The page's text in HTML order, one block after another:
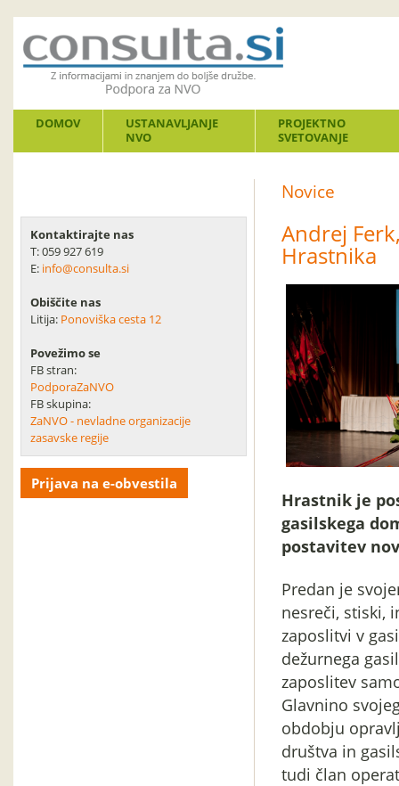
DOMOV
USTANAVLJANJE
NVO
PROJEKTNO
SVETOVANJE
Kontaktirajte nas
T: 059 927 619
E: info@consulta.si
Obiščite nas
Litija: Ponoviška cesta 12
Povežimo se
FB stran:
PodporaZaNVO
FB skupina:
ZaNVO - nevladne organizacije
zasavske regije
Prijava na e-obvestila
Novice
Andrej
Hrastnika
Hrastnik je
gasilskega
postavitev
Predan je
nesreči, stiski,
zaposlitvi v
dežurnega
zaposlitev
Glavnino
obdobju
društva in
tudi član